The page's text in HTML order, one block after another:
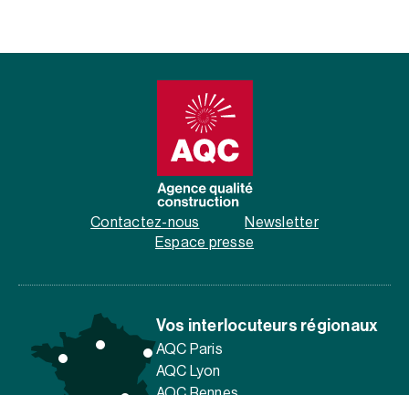
Contactez-nous
Newsletter
Espace presse
Vos interlocuteurs régionaux
AQC Paris
AQC Lyon